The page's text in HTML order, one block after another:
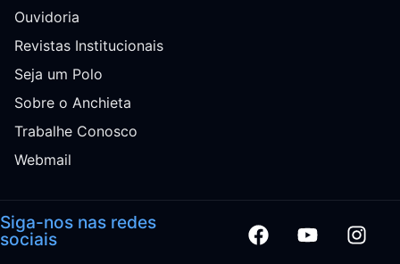
Ouvidoria
Revistas Institucionais
Seja um Polo
Sobre o Anchieta
Trabalhe Conosco
Webmail
Siga-nos nas redes
sociais